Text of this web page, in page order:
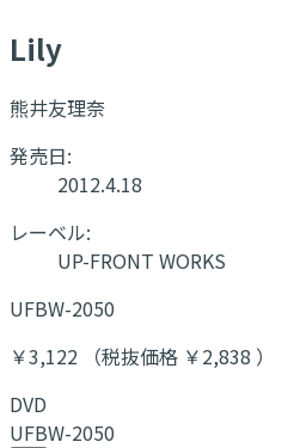
Lily
熊井友理奈
発売日:
2012.4.18
レーベル:
UP-FRONT WORKS
UFBW-2050
￥3,122 （税抜価格 ￥2,838 ）
DVD
UFBW-2050